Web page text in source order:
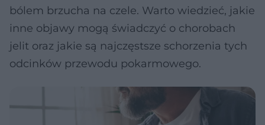
bólem brzucha na czele. Warto wiedzieć, jakie
inne objawy mogą świadczyć o chorobach
jelit oraz jakie są najczęstsze schorzenia tych
odcinków przewodu pokarmowego.